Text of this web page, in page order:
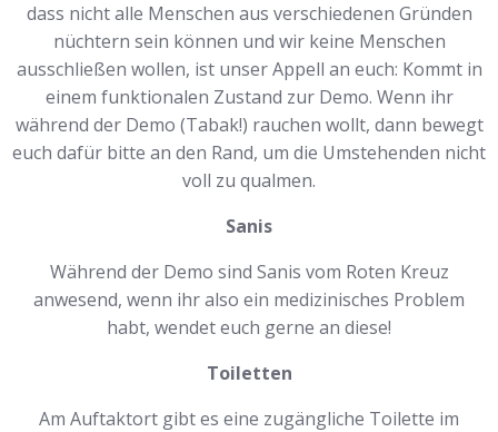
dass nicht alle Menschen aus verschiedenen Gründen
nüchtern sein können und wir keine Menschen
ausschließen wollen, ist unser Appell an euch: Kommt in
einem funktionalen Zustand zur Demo. Wenn ihr
während der Demo (Tabak!) rauchen wollt, dann bewegt
euch dafür bitte an den Rand, um die Umstehenden nicht
voll zu qualmen.
Sanis
Während der Demo sind Sanis vom Roten Kreuz
anwesend, wenn ihr also ein medizinisches Problem
habt, wendet euch gerne an diese!
Toiletten
Am Auftaktort gibt es eine zugängliche Toilette im